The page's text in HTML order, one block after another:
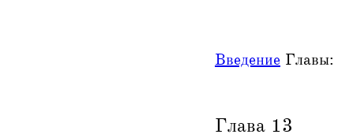
Введение Главы:
Глава 13